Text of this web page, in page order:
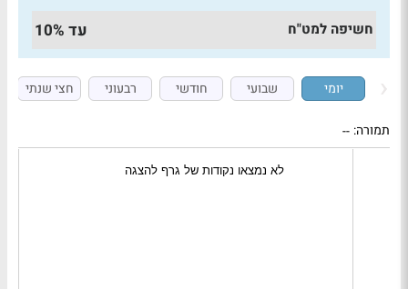
חשיפה למט"ח עד 10%
יומי שבועי חודשי רבעוני חצי שנתי
תמורה: --